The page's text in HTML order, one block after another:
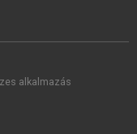
alkalmazás